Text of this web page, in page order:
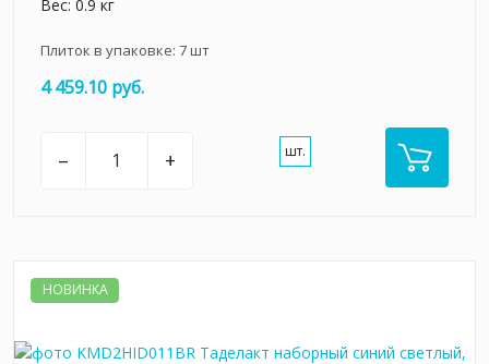
Вес: 0.9 кг
Плиток в упаковке: 7шт
4 459.10 руб.
– + шт.
НОВИНКА